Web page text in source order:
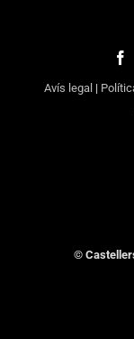
Avís legal |
©